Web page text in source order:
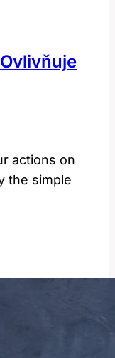
actions on
the simple